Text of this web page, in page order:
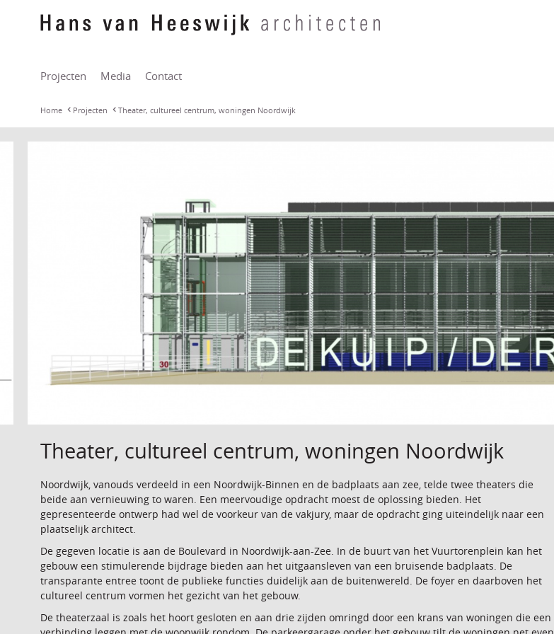
Projecten Media Contact
Home Projecten Theater, cultureel centrum, woningen Noordwijk
Theater, cultureel centrum, woningen Noordwijk
Noordwijk, vanouds verdeeld in een Noordwijk-Binnen en de badplaats aan zee, telde twee theaters die
beide aan vernieuwing to waren. Een meervoudige opdracht moest de oplossing bieden. Het
gepresenteerde ontwerp had wel de voorkeur van de vakjury, maar de opdracht ging uiteindelijk naar een
plaatselijk architect.
De gegeven locatie is aan de Boulevard in Noordwijk-aan-Zee. In de buurt van het Vuurtorenplein kan het
gebouw een stimulerende bijdrage bieden aan het uitgaansleven van een bruisende badplaats. De
transparante entree toont de publieke functies duidelijk aan de buitenwereld. De foyer en daarboven het
cultureel centrum vormen het gezicht van het gebouw.
De theaterzaal is zoals het hoort gesloten en aan drie zijden omringd door een krans van woningen die een